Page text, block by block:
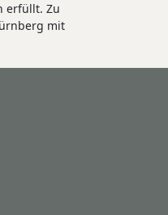
erfüllt. Zu
mit